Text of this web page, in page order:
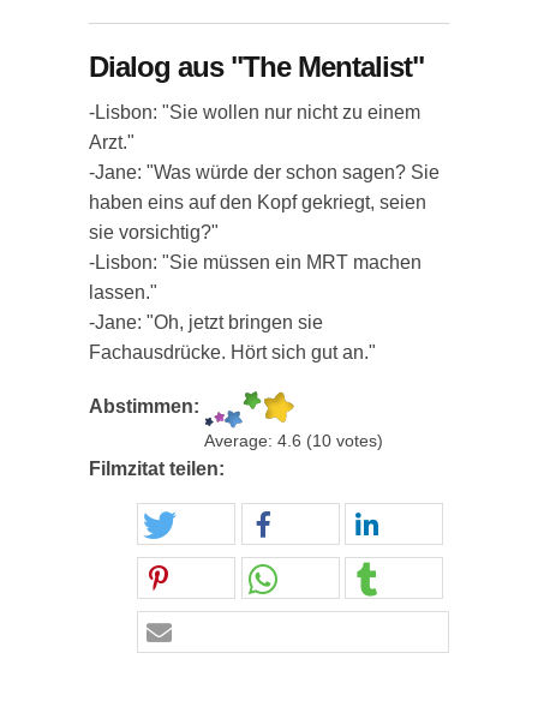
Dialog aus "The Mentalist"
-Lisbon: "Sie wollen nur nicht zu einem
Arzt."
-Jane: "Was würde der schon sagen? Sie
haben eins auf den Kopf gekriegt, seien
sie vorsichtig?"
-Lisbon: "Sie müssen ein MRT machen
lassen."
-Jane: "Oh, jetzt bringen sie
Fachausdrücke. Hört sich gut an."
Abstimmen:
Average: 4.6 (10 votes)
Filmzitat teilen: